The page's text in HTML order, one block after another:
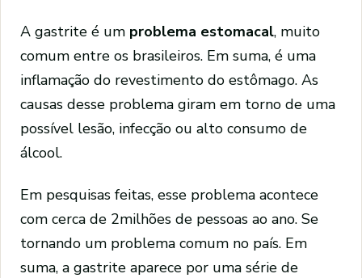
A gastrite é um problema estomacal, muito
comum entre os brasileiros. Em suma, é uma
inflamação do revestimento do estômago. As
causas desse problema giram em torno de uma
possível lesão, infecção ou alto consumo de
álcool.
Em pesquisas feitas, esse problema acontece
com cerca de 2milhões de pessoas ao ano. Se
tornando um problema comum no país. Em
suma, a gastrite aparece por uma série de